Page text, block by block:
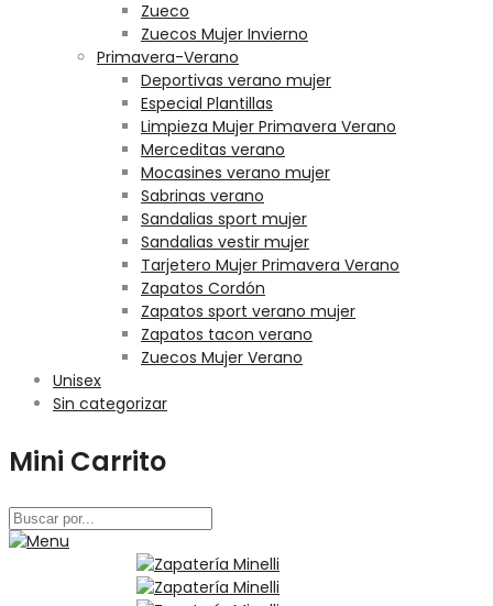
Zueco
Zuecos Mujer Invierno
Primavera-Verano
Deportivas verano mujer
Especial Plantillas
Limpieza Mujer Primavera Verano
Merceditas verano
Mocasines verano mujer
Sabrinas verano
Sandalias sport mujer
Sandalias vestir mujer
Tarjetero Mujer Primavera Verano
Zapatos Cordón
Zapatos sport verano mujer
Zapatos tacon verano
Zuecos Mujer Verano
Unisex
Sin categorizar
Mini Carrito